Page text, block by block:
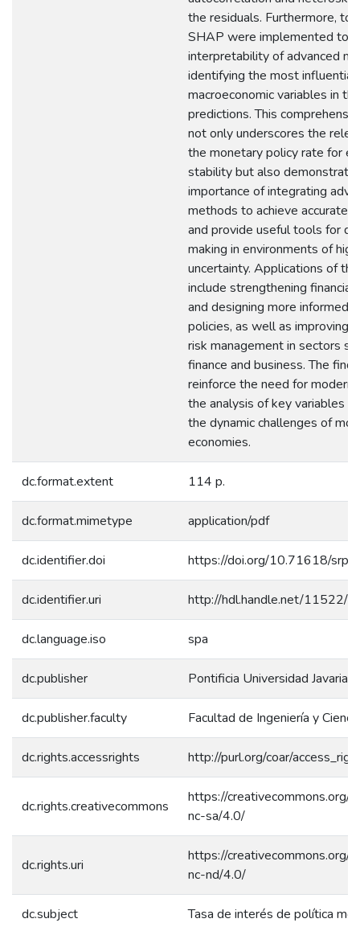
the residuals. Furthermore,
SHAP were implemented to
interpretability of advanced
identifying the most influential
macroeconomic variables in the
predictions. This
not only underscores the
the monetary policy rate for
stability but also
importance of integrating
methods to achieve accurate
and provide useful tools for
making in environments of high
uncertainty. Applications of
include strengthening financial
and designing more informed
policies, as well as improving
risk management in sectors
finance and business. The
reinforce the need for modern
the analysis of key variables
the dynamic challenges of
economies.
dc.format.extent 114 p.
dc.format.mimetype application/pdf
dc.identifier.doi https://doi.org/10.71618/
dc.identifier.uri http://hdl.handle.net/11522/
dc.language.iso spa
dc.publisher Pontificia Universidad
dc.publisher.faculty Facultad de Ingeniería y
dc.rights.accessrights http://purl.org/coar/
dc.rights.creativecommons
https://creativecommons.org/
nc-sa/4.0/
dc.rights.uri
https://creativecommons.org/
nc-nd/4.0/
dc.subject Tasa de interés de política